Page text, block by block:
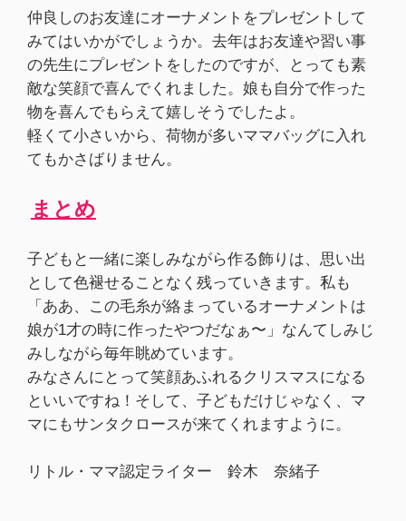
仲良しのお友達にオーナメントをプレゼントして
みてはいかがでしょうか。去年はお友達や習い事
の先生にプレゼントをしたのですが、とっても素
敵な笑顔で喜んでくれました。娘も自分で作った
物を喜んでもらえて嬉しそうでしたよ。
軽くて小さいから、荷物が多いママバッグに入れ
てもかさばりません。
まとめ
子どもと一緒に楽しみながら作る飾りは、思い出
として色褪せることなく残っていきます。私も
「ああ、この毛糸が絡まっているオーナメントは
娘が1才の時に作ったやつだなぁ〜」なんてしみじ
みしながら毎年眺めています。
みなさんにとって笑顔あふれるクリスマスになる
といいですね！そして、子どもだけじゃなく、マ
マにもサンタクロースが来てくれますように。
リトル・ママ認定ライター 鈴木 奈緒子